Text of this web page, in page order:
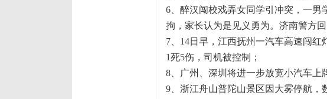
6、醉汉闯校戏弄女同学引冲突，一男
拘，家长认为是见义勇为。济南警方
7、14日早，江西抚州一汽车高速闯
1死5伤，司机被控制；
8、广州、深圳将进一步放宽小汽车上
9、浙江舟山普陀山景区因大雾停航，